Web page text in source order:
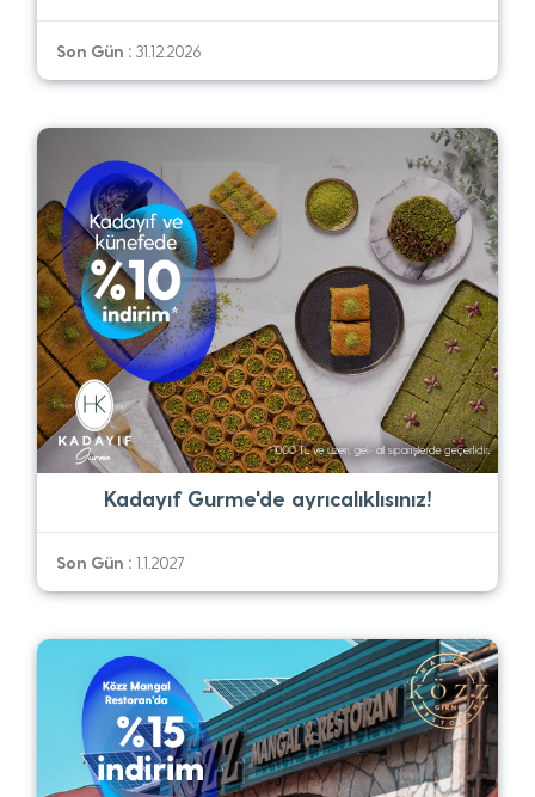
Son Gün : 31.12.2026
Kadayıf Gurme'de ayrıcalıklısınız!
Son Gün : 1.1.2027